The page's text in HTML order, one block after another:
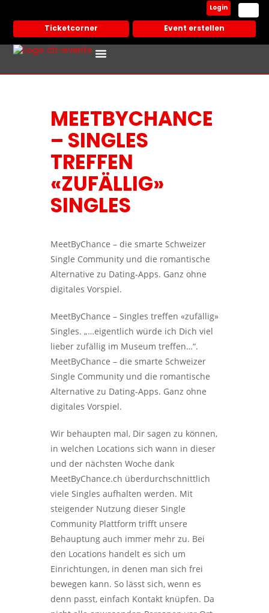
Ticketcorner Event erstellen
Login
MEETBYCHANCE
– SINGLES
TREFFEN
«ZUFÄLLIG»
SINGLES
MeetByChance – die smarte Schweizer
Single Community und die romantische
Alternative zu Dating-Apps. Ganz ohne
digitales Vorspiel.
MeetByChance – Singles treffen «zufällig»
Singles. „…eigentlich würde ich Dich viel
lieber zufällig im Museum treffen…“.
MeetByChance – die smarte Schweizer
Single Community und die romantische
Alternative zu Dating-Apps. Ganz ohne
digitales Vorspiel.
Wir behaupten mal, Dir sagen zu können,
in welchen Locations sich wann in dieser
und der nächsten Woche dank
MeetByChance.ch überdurchschnittlich
viele Singles aufhalten werden. Mit
steigender Nutzung dieser Single
Community Plattform trifft unsere
Behauptung auch immer mehr zu. Bei
den Locations handelt es sich um
Einrichtungen, in denen man sich frei
bewegen kann. So lässt sich, wenn es
denn passt, einfach Kontakt knüpfen. Da